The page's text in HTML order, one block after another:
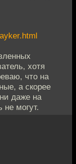
хотя
что на
а скорее
даже на
не могут.